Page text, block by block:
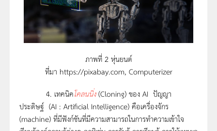
ภาพที่ 2 หุ่นยนต์
ที่มา https://pixabay.com, Computerizer
4. เทคนิคโคลนนิ่ง(Cloning) ของ AI ปัญญา
ประดิษฐ์ (AI : Artificial Intelligence) คือเครื่องจักร
(machine) ที่มีฟังก์ชันที่มีความสามารถในการทำความเข้าใจ